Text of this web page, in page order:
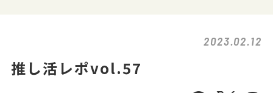
2023.02.12
推し活レポvol.57